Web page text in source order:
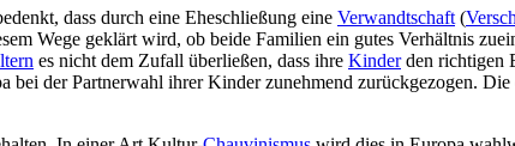
dass durch eine Eheschließung eine Verwandtschaft (
Wege geklärt wird, ob beide Familien ein gutes Verhältnis
es nicht dem Zufall überließen, dass ihre Kinderden richtigen
der Partnerwahl ihrer Kinder zunehmend zurück­gezogen. Die